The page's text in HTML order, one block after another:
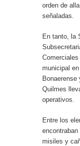
orden de
señaladas.
En tanto, la
municipal
Quilmes
operativos.
Entre los
misiles y